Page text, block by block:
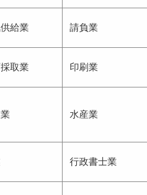
給業 請負業
取業 印刷業
水産業
行政書士業